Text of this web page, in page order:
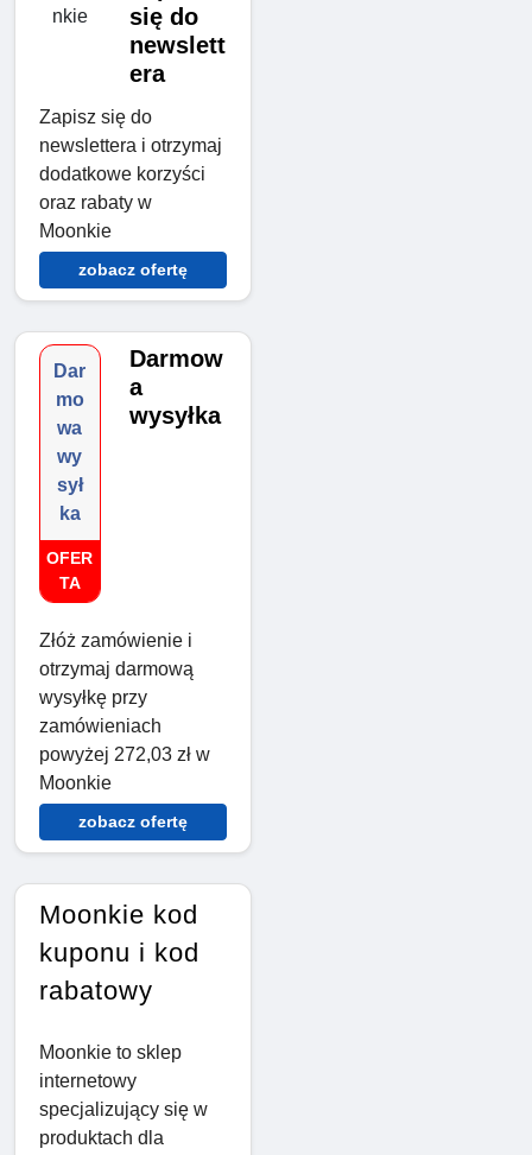
się do
newslett
era
Zapisz się do
newslettera i otrzymaj
dodatkowe korzyści
oraz rabaty w
Moonkie
zobacz ofertę
Dar
mo
wa
wy
sył
ka
OFER
TA
Darmow
a
wysyłka
Złóż zamówienie i
otrzymaj darmową
wysyłkę przy
zamówieniach
powyżej 272,03 zł w
Moonkie
zobacz ofertę
Moonkie kod
kuponu i kod
rabatowy
Moonkie to sklep
internetowy
specjalizujący się w
produktach dla